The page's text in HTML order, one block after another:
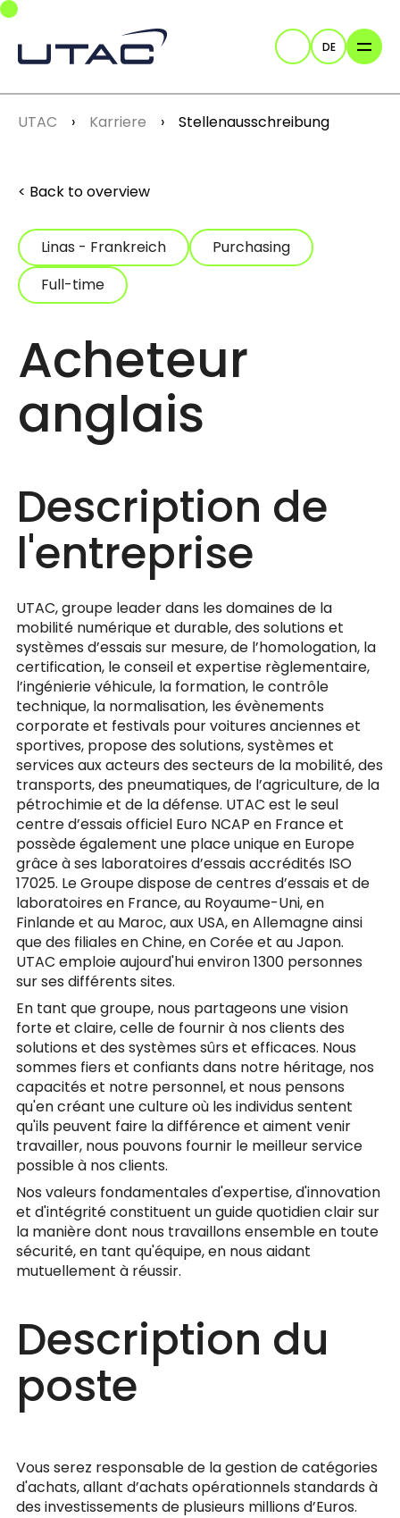
Skip to main navigation
Skip to main content
Skip to page footer
Suche
DE
You are here:
UTAC Karriere Stellenausschreibung
Back to overview
Linas - Frankreich
Purchasing
Full-time
Acheteur
anglais
Description de
l'entreprise
UTAC, groupe leader dans les domaines de la
mobilité numérique et durable, des solutions et
systèmes d’essais sur mesure, de l’homologation, la
certification, le conseil et expertise règlementaire,
l’ingénierie véhicule, la formation, le contrôle
technique, la normalisation, les évènements
corporate et festivals pour voitures anciennes et
sportives, propose des solutions, systèmes et
services aux acteurs des secteurs de la mobilité, des
transports, des pneumatiques, de l’agriculture, de la
pétrochimie et de la défense. UTAC est le seul
centre d’essais officiel Euro NCAP en France et
possède également une place unique en Europe
grâce à ses laboratoires d’essais accrédités ISO
17025. Le Groupe dispose de centres d’essais et de
laboratoires en France, au Royaume-Uni, en
Finlande et au Maroc, aux USA, en Allemagne ainsi
que des filiales en Chine, en Corée et au Japon.
UTAC emploie aujourd'hui environ 1300 personnes
sur ses différents sites.
En tant que groupe, nous partageons une vision
forte et claire, celle de fournir à nos clients des
solutions et des systèmes sûrs et efficaces. Nous
sommes fiers et confiants dans notre héritage, nos
capacités et notre personnel, et nous pensons
qu'en créant une culture où les individus sentent
qu'ils peuvent faire la différence et aiment venir
travailler, nous pouvons fournir le meilleur service
possible à nos clients.
Nos valeurs fondamentales d'expertise, d'innovation
et d'intégrité constituent un guide quotidien clair sur
la manière dont nous travaillons ensemble en toute
sécurité, en tant qu'équipe, en nous aidant
mutuellement à réussir.
Description du
poste
Vous serez responsable de la gestion de catégories
d'achats, allant d’achats opérationnels standards à
des investissements de plusieurs millions d’Euros.